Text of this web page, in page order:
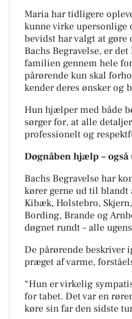
Maria har tidligere
kunne virke upersonlige
bevidst har valgt at gøre
Bachs Begravelse, er
familien gennem hele
pårørende kun skal
kender deres ønsker og
Hun hjælper med både
sørger for, at alle
professionelt og
Døgnåben hjælp –
Bachs Begravelse har
kører gerne ud til blandt
Kibæk, Holstebro,
Bording, Brande og
døgnet rundt – alle
De pårørende beskriver
præget af varme,
“Hun er virkelig
for tabet. Det var en
køre sin far den sidste